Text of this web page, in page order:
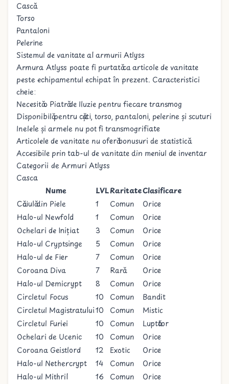
Cască
Torso
Pantaloni
Pelerine
Sistemul de vanitate al armurii Atlyss
Armura Atlyss poate fi purtată ca articole de vanitate
peste echipamentul echipat în prezent. Caracteristici
cheie:
Necesită o Piatră de Iluzie pentru fiecare transmog
Disponibilă pentru căști, torso, pantaloni, pelerine și scuturi
Inelele și armele nu pot fi transmogrifiate
Articolele de vanitate nu oferă bonusuri de statistică
Accesibile prin tab-ul de vanitate din meniul de inventar
Categorii de Armuri Atlyss
Casca
Nume
LVLRaritateClasificare
Căciulă din Piele
1 Comun
Orice
Halo-ul Newfold
1 Comun
Orice
Ochelari de Inițiat
3 Comun
Orice
Halo-ul Cryptsinge
5 Comun
Orice
Halo-ul de Fier
7 Comun
Orice
Coroana Diva
7 Rară
Orice
Halo-ul Demicrypt
8 Comun
Orice
Circletul Focus
10 Comun
Bandit
Circletul Magistratului10 Comun
Mistic
Circletul Furiei
10 Comun
Luptător
Ochelari de Ucenic
10 Comun
Orice
Coroana Geistlord
12 Exotic
Orice
Halo-ul Nethercrypt
14 Comun
Orice
Halo-ul Mithril
16 Comun
Orice